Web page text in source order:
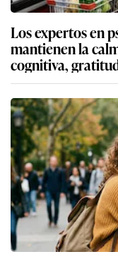
Los expertos en
mantienen la
cognitiva,